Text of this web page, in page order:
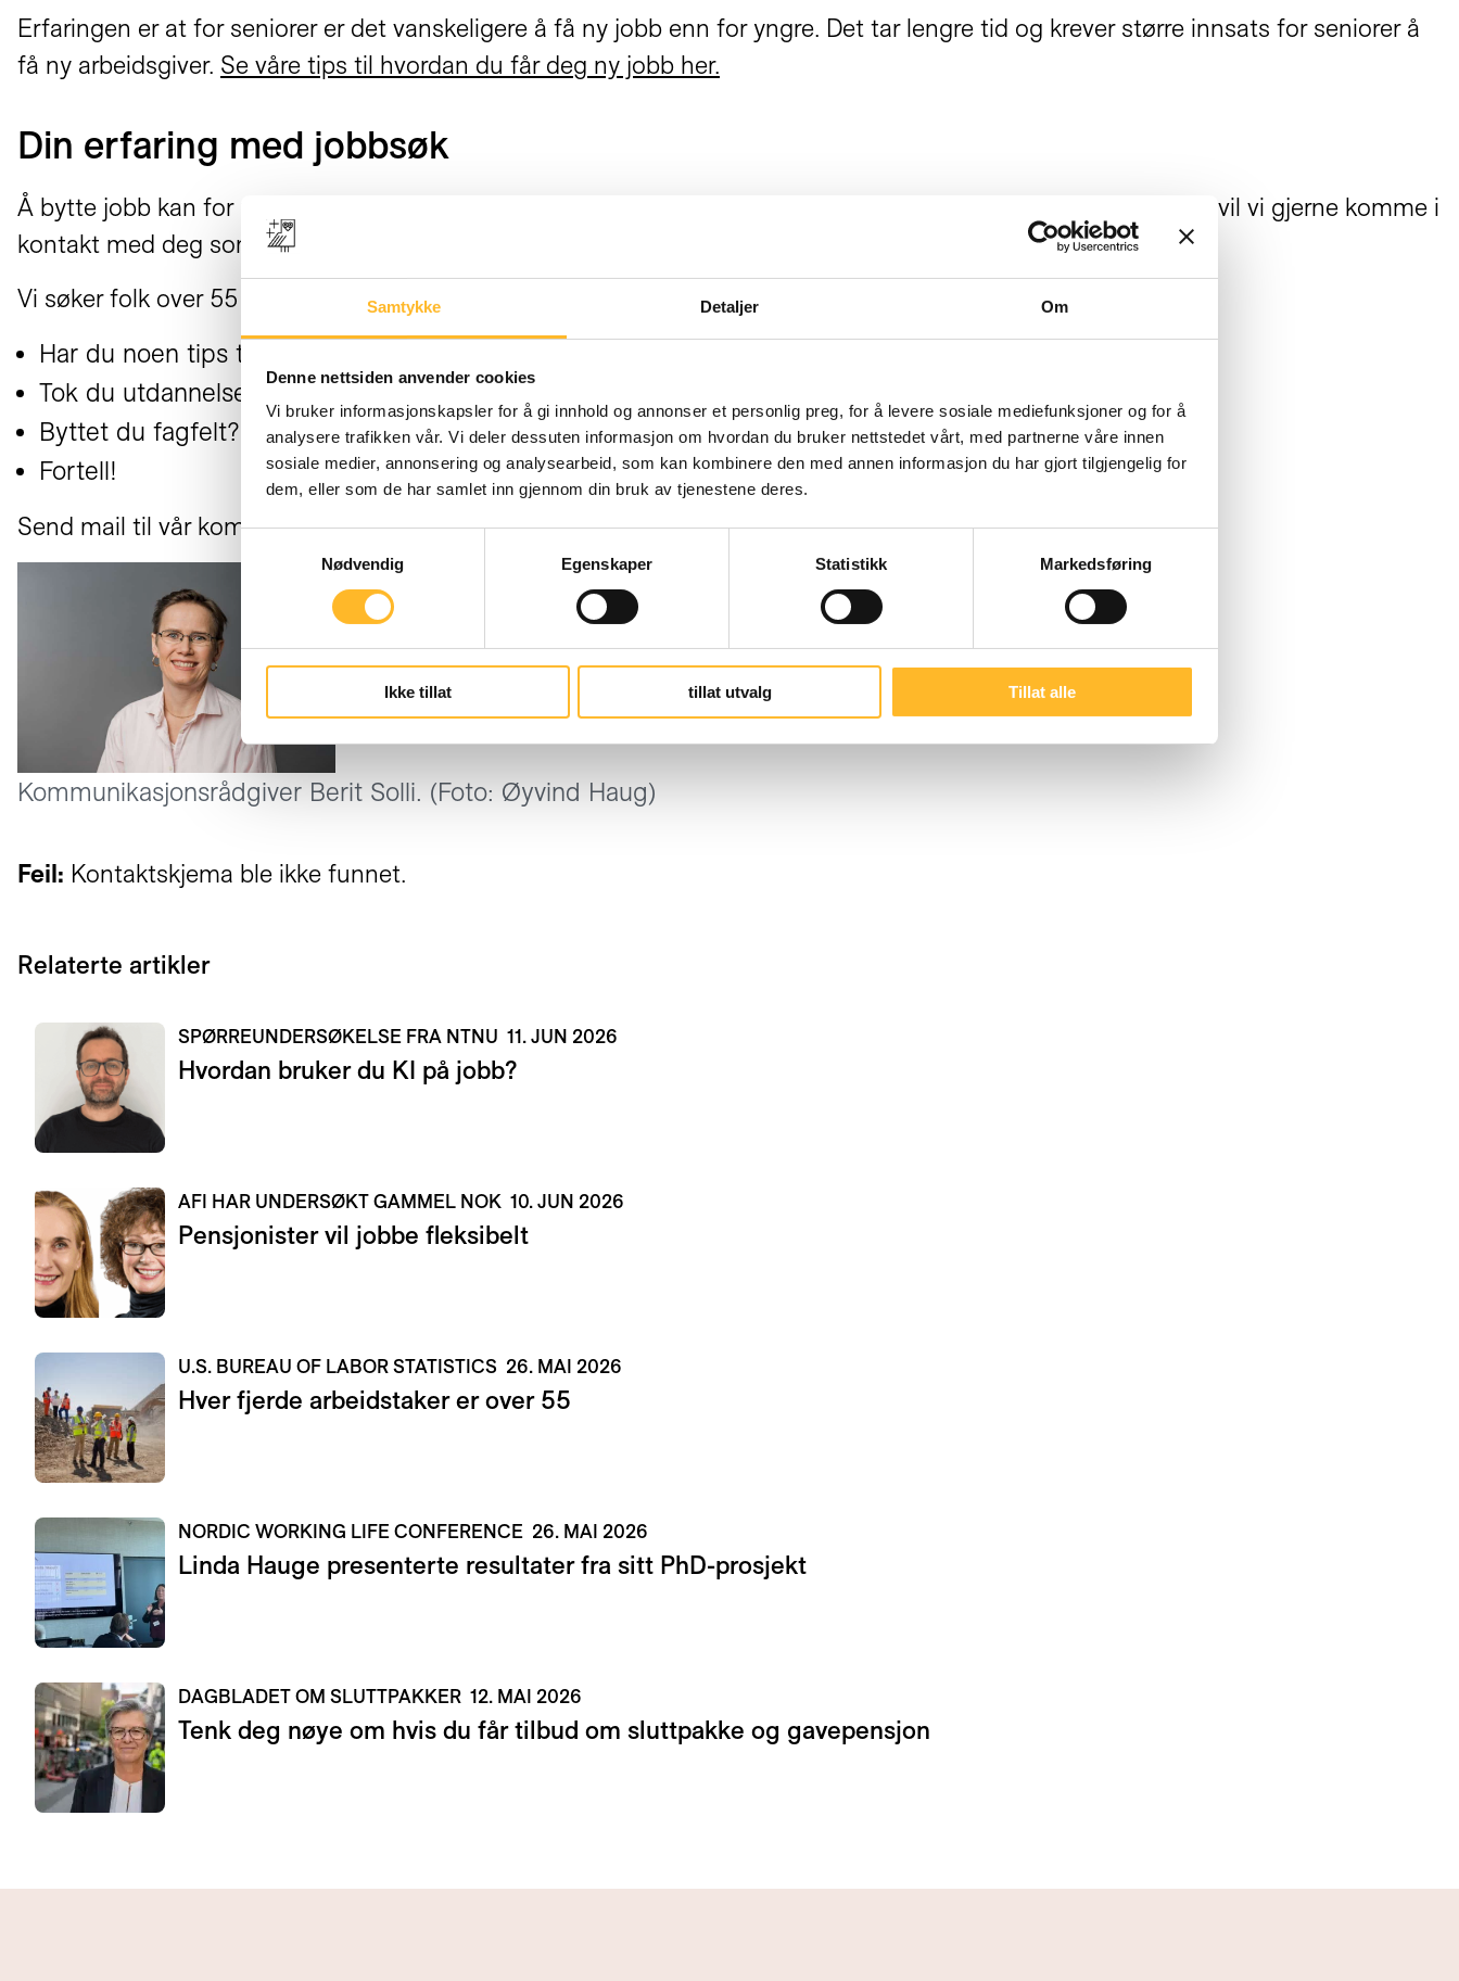
Samtykke Detaljer Om
Denne nettsiden anvender cookies
Vi bruker informasjonskapsler for å gi innhold og annonser et personlig preg, for å levere sosiale mediefunksjoner og for å
analysere trafikken vår. Vi deler dessuten informasjon om hvordan du bruker nettstedet vårt, med partnerne våre innen
sosiale medier, annonsering og analysearbeid, som kan kombinere den med annen informasjon du har gjort tilgjengelig for
dem, eller som de har samlet inn gjennom din bruk av tjenestene deres.
Nødvendig
Egenskaper Statistikk Markedsføring
Ikke tillat tillat utvalg Tillat alle
Erfaringen er at for seniorer er det vanskeligere å få ny jobb enn for yngre. Det tar lengre tid og krever større innsats for seniorer å
få ny arbeidsgiver. Se våre tips til hvordan du får deg ny jobb her.
Din erfaring med jobbsøk
Å bytte jobb kan for noen være en glede, for andre kan det være traumatisk å stå uten inntekt. Nettopp derfor vil vi gjerne komme i
kontakt med deg som har fått ny jobb. Send oss din historie her!
Vi søker folk over 55 år som kan fortelle sin historie til inspirasjon og glede for flere:
Har du noen tips til andre?
Tok du utdannelse?
Byttet du fagfelt?
Fortell!
Send mail til vår kommunikasjonsrådgiver Berit Solli (bs@lengrearbeidsliv.no) eller fyll ut skjema under:
Kommunikasjonsrådgiver Berit Solli. (Foto: Øyvind Haug)
Feil: Kontaktskjema ble ikke funnet.
Relaterte artikler
SPØRREUNDERSØKELSE FRA NTNU 11. JUN 2026
Hvordan bruker du KI på jobb?
AFI HAR UNDERSØKT GAMMEL NOK 10. JUN 2026
Pensjonister vil jobbe fleksibelt
U.S. BUREAU OF LABOR STATISTICS 26. MAI 2026
Hver fjerde arbeidstaker er over 55
NORDIC WORKING LIFE CONFERENCE 26. MAI 2026
Linda Hauge presenterte resultater fra sitt PhD-prosjekt
DAGBLADET OM SLUTTPAKKER 12. MAI 2026
Tenk deg nøye om hvis du får tilbud om sluttpakke og gavepensjon